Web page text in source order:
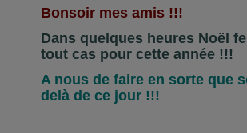
Bonsoir mes amis !!!
Dans quelques heures Noël
tout cas pour cette année !!!
A nous de faire en sorte que
delà de ce jour !!!